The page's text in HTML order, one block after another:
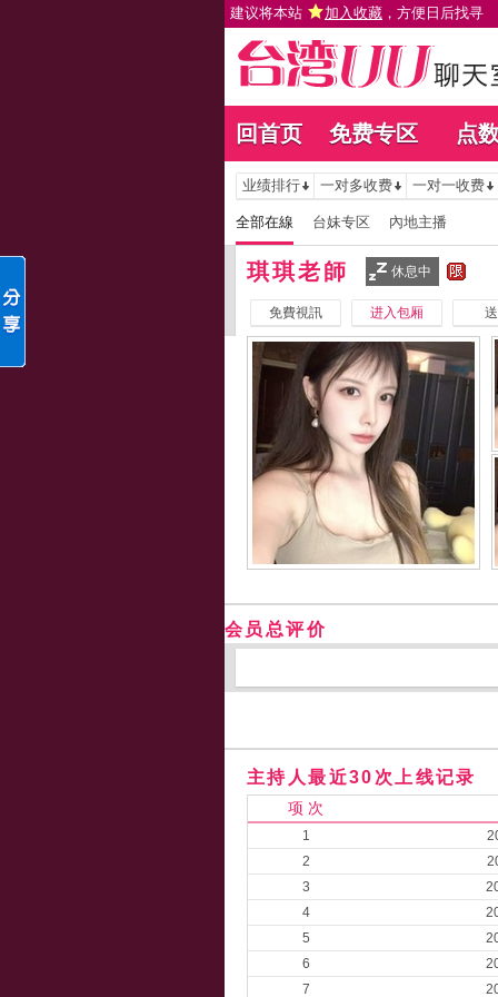
建议将本站 加入收藏 ，方便日后找寻
回首页 免费专区 点
业绩排行 一对多收费 一对一收费
全部在線 台妹专区 內地主播
琪琪老師 休息中
免費視訊 进入包厢
会员总评价
主持人最近30次上线记录
项 次
1
2
3
4
5
6
7